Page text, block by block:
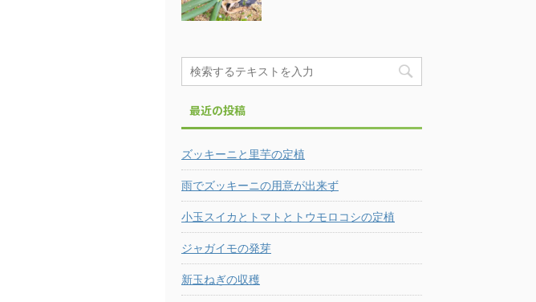
最近の投稿
ズッキーニと里芋の定植
雨でズッキーニの用意が出来ず
小玉スイカとトマトとトウモロコシの定植
ジャガイモの発芽
新玉ねぎの収穫